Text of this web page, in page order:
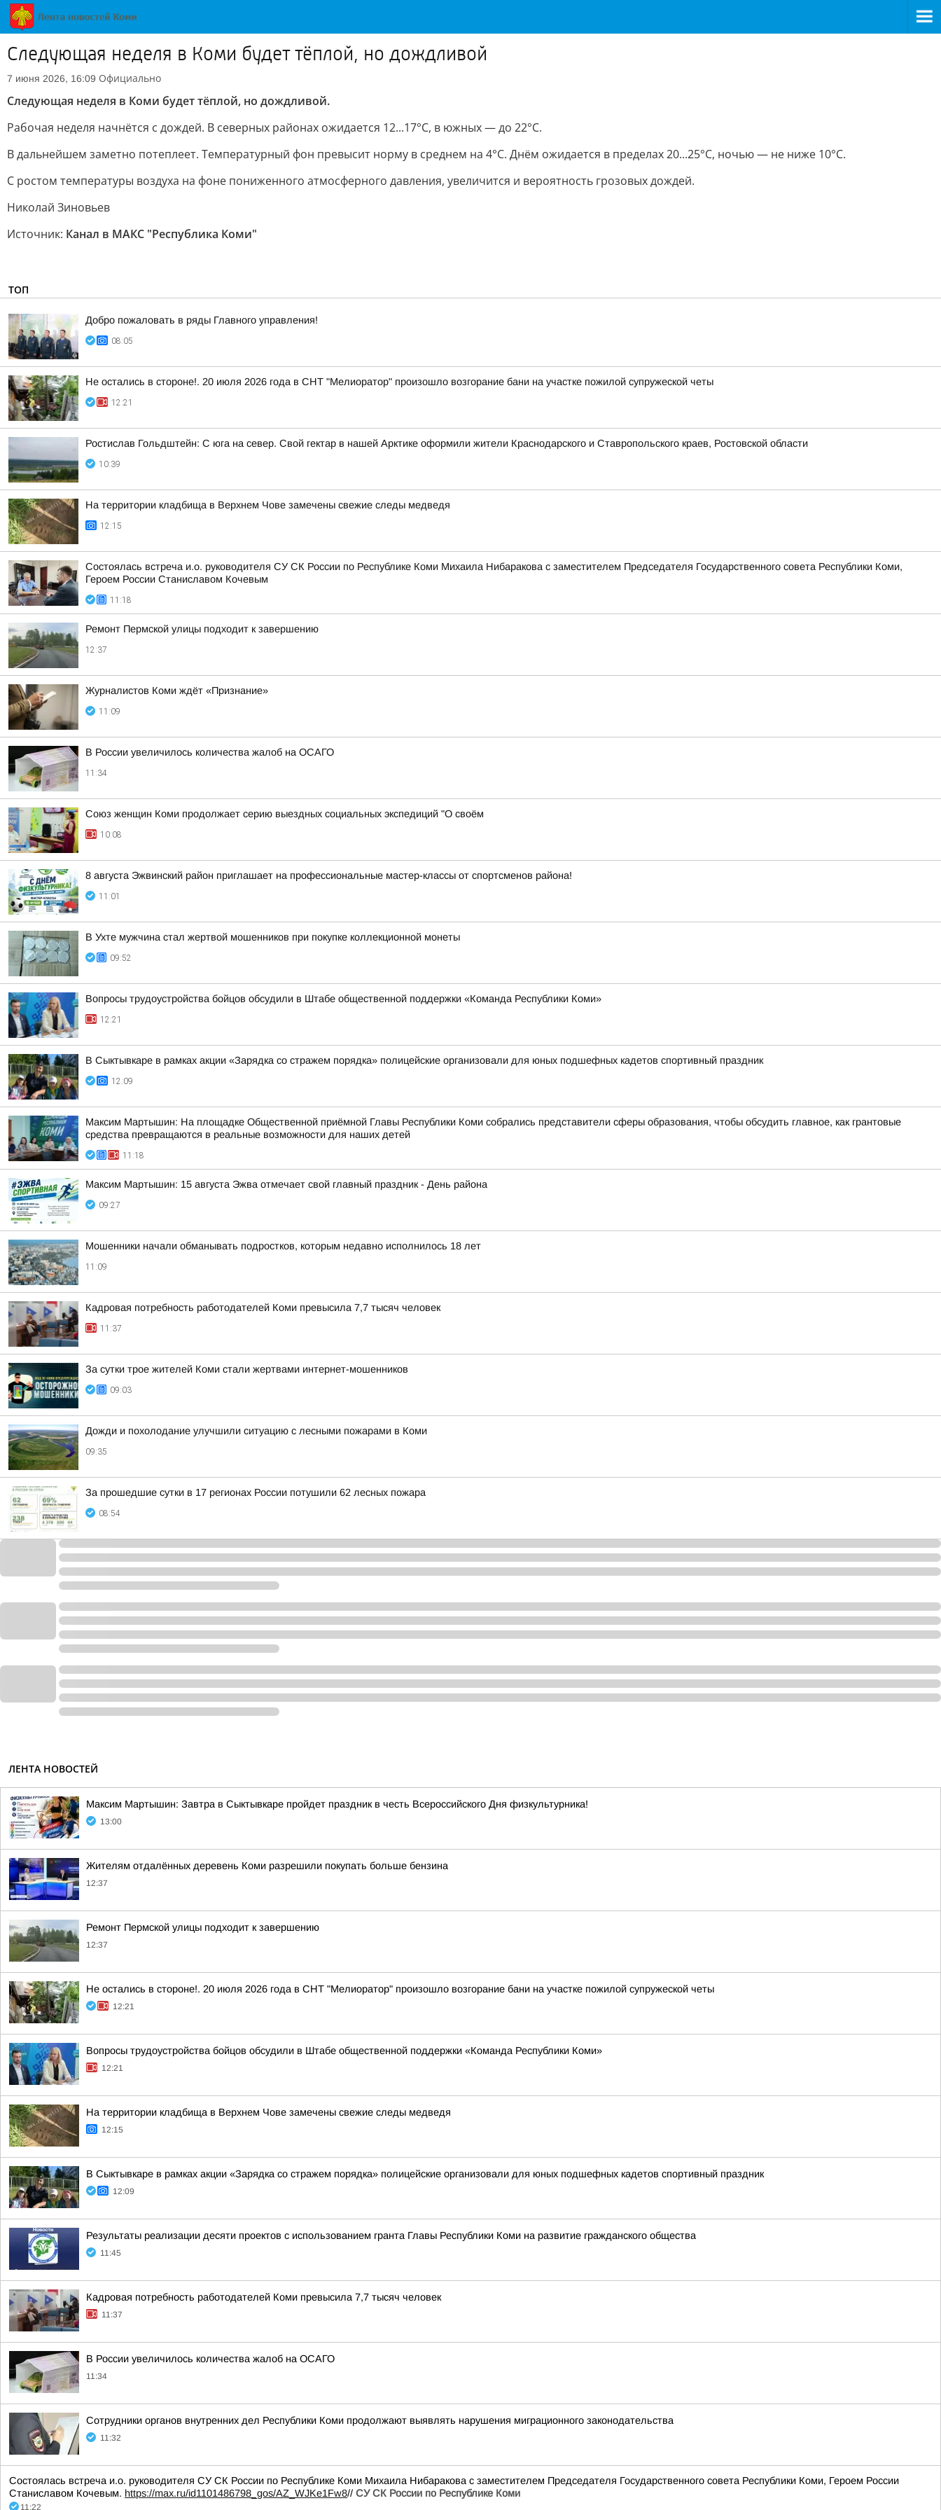
Следующая неделя в Коми будет тёплой, но дождливой
7 июня 2026, 16:09 Официально
Следующая неделя в Коми будет тёплой, но дождливой.
Рабочая неделя начнётся с дождей. В северных районах ожидается 12...17°С, в южных — до 22°С.
В дальнейшем заметно потеплеет. Температурный фон превысит норму в среднем на 4°С. Днём ожидается в пределах 20...25°С, ночью — не ниже 10°С.
С ростом температуры воздуха на фоне пониженного атмосферного давления, увеличится и вероятность грозовых дождей.
Николай Зиновьев
Источник: Канал в МАКС "Республика Коми"
ТОП
Добро пожаловать в ряды Главного управления!
08:05
Не остались в стороне!. 20 июля 2026 года в СНТ "Мелиоратор" произошло возгорание бани на участке пожилой супружеской четы
12:21
Ростислав Гольдштейн: С юга на север. Свой гектар в нашей Арктике оформили жители Краснодарского и Ставропольского краев, Ростовской области
10:39
На территории кладбища в Верхнем Чове замечены свежие следы медведя
12:15
Состоялась встреча и.о. руководителя СУ СК России по Республике Коми Михаила Нибаракова с заместителем Председателя Государственного совета Республики Коми,
Героем России Станиславом Кочевым
11:18
Ремонт Пермской улицы подходит к завершению
12:37
Журналистов Коми ждёт «Признание»
11:09
В России увеличилось количества жалоб на ОСАГО
11:34
Союз женщин Коми продолжает серию выездных социальных экспедиций "О своём
10:08
8 августа Эжвинский район приглашает на профессиональные мастер-классы от спортсменов района!
11:01
В Ухте мужчина стал жертвой мошенников при покупке коллекционной монеты
09:52
Вопросы трудоустройства бойцов обсудили в Штабе общественной поддержки «Команда Республики Коми»
12:21
В Сыктывкаре в рамках акции «Зарядка со стражем порядка» полицейские организовали для юных подшефных кадетов спортивный праздник
12:09
Максим Мартышин: На площадке Общественной приёмной Главы Республики Коми собрались представители сферы образования, чтобы обсудить главное, как грантовые
средства превращаются в реальные возможности для наших детей
11:18
Максим Мартышин: 15 августа Эжва отмечает свой главный праздник - День района
09:27
Мошенники начали обманывать подростков, которым недавно исполнилось 18 лет
11:09
Кадровая потребность работодателей Коми превысила 7,7 тысяч человек
11:37
За сутки трое жителей Коми стали жертвами интернет-мошенников
09:03
Дожди и похолодание улучшили ситуацию с лесными пожарами в Коми
09:35
За прошедшие сутки в 17 регионах России потушили 62 лесных пожара
08:54
ЛЕНТА НОВОСТЕЙ
Максим Мартышин: Завтра в Сыктывкаре пройдет праздник в честь Всероссийского Дня физкультурника!
13:00
Жителям отдалённых деревень Коми разрешили покупать больше бензина
12:37
Ремонт Пермской улицы подходит к завершению
12:37
Не остались в стороне!. 20 июля 2026 года в СНТ "Мелиоратор" произошло возгорание бани на участке пожилой супружеской четы
12:21
Вопросы трудоустройства бойцов обсудили в Штабе общественной поддержки «Команда Республики Коми»
12:21
На территории кладбища в Верхнем Чове замечены свежие следы медведя
12:15
В Сыктывкаре в рамках акции «Зарядка со стражем порядка» полицейские организовали для юных подшефных кадетов спортивный праздник
12:09
Результаты реализации десяти проектов с использованием гранта Главы Республики Коми на развитие гражданского общества
11:45
Кадровая потребность работодателей Коми превысила 7,7 тысяч человек
11:37
В России увеличилось количества жалоб на ОСАГО
11:34
Сотрудники органов внутренних дел Республики Коми продолжают выявлять нарушения миграционного законодательства
11:32
Состоялась встреча и.о. руководителя СУ СК России по Республике Коми Михаила Нибаракова с заместителем Председателя Государственного совета Республики Коми, Героем России
Станиславом Кочевым. https://max.ru/id1101486798_gos/AZ_WJKe1Fw8// СУ СК России по Республике Коми
11:22